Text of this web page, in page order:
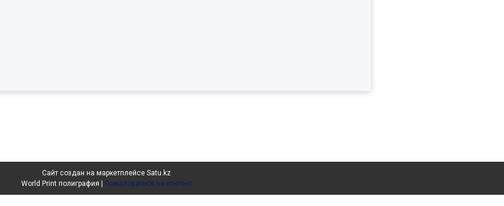
Сайт создан на маркетплейсе Satu.kz
Пожаловаться на контент